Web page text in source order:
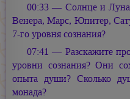
00:33 — Солнце и
Венера, Марс, Юпитер,
7-го уровня сознания?
07:41 — Разскажите
уровни сознания? Они
опыта души? Сколько
монада?